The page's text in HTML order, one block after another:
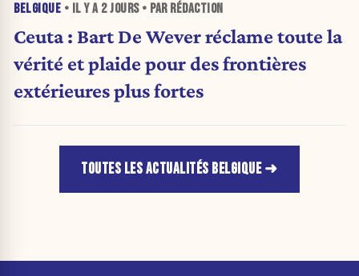
BELGIQUE • IL Y A 2 JOURS• PAR RÉDACTION
Ceuta : Bart De Wever réclame toute la
vérité et plaide pour des frontières
extérieures plus fortes
TOUTES LES ACTUALITÉS BELGIQUE